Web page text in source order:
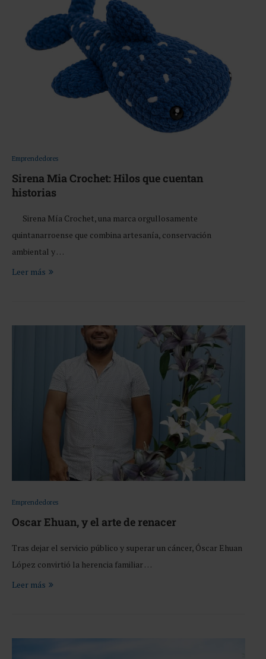
Emprendedores
Sirena Mia Crochet: Hilos que cuentan
historias
Sirena Mía Crochet, una marca orgullosamente
quintanarroense que combina artesanía, conservación
ambiental y …
Leer más
Emprendedores
Oscar Ehuan, y el arte de renacer
Tras dejar el servicio público y superar un cáncer, Óscar Ehuan
López convirtió la herencia familiar …
Leer más